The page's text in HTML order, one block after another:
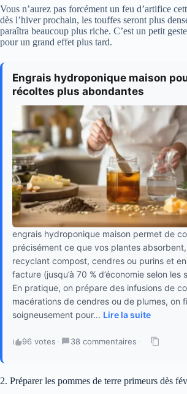
Vous n’aurez pas forcément un feu d’artifice
dès l’hiver prochain, les touffes seront plus
paraîtra beaucoup plus riche. C’est un petit
pour un grand effet plus tard.
Engrais hydroponique maison
récoltes plus abondantes
engrais hydroponique maison permet de
précisément ce que vos plantes
recyclant compost, cendres ou purins et
facture (jusqu’à 70 % d’économie selon les
En pratique, on prépare des infusions de
macérations de cendres ou de plumes, on
soigneusement pour... Lire la suite
96 votes · 38 commentaires ·
2. Préparer les pommes de terre primeurs dès